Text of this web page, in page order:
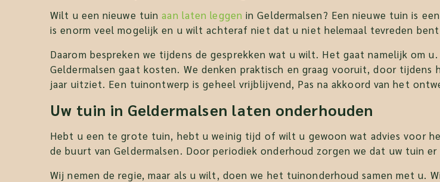
Wilt u een nieuwe tuinaan laten leggen in Geldermalsen? Een nieuwe tuin is
is enorm veel mogelijk en u wilt achteraf niet dat u niet helemaal tevreden
Daarom bespreken we tijdens de gesprekken wat u wilt. Het gaat namelijk om
Geldermalsen gaat kosten. We denken praktisch en graag vooruit, door
jaar uitziet. Een tuinontwerp is geheel vrijblijvend, Pas na akkoord van het
Uw tuin in Geldermalsen laten onderhouden
Hebt u een te grote tuin, hebt u weinig tijd of wilt u gewoon wat advies voor
de buurt van Geldermalsen. Door periodiek onderhoud zorgen we dat uw tuin
Wij nemen de regie, maar als u wilt, doen we het tuinonderhoud samen met u.